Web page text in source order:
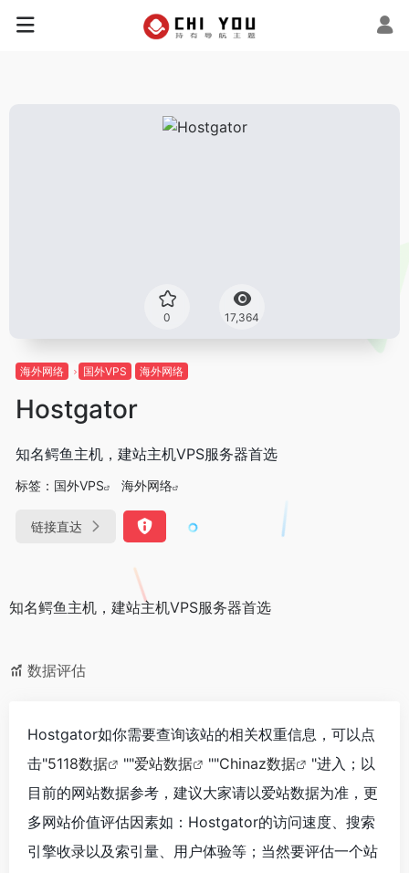
0 17,364
海外网络 国外VPS 海外网络
Hostgator
知名鳄鱼主机，建站主机VPS服务器首选
标签： 国外VPS 海外网络
链接直达
知名鳄鱼主机，建站主机VPS服务器首选
数据评估
Hostgator如你需要查询该站的相关权重信息，可以点
击"5118数据 ""爱站数据 ""Chinaz数据
"进入；以
目前的网站数据参考，建议大家请以爱站数据为准，更
多网站价值评估因素如：Hostgator的访问速度、搜索
引擎收录以及索引量、用户体验等；当然要评估一个站